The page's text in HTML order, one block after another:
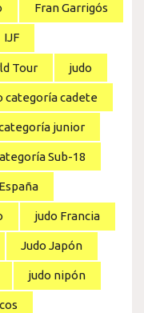
Fran Garrigós
IJF
Tour judo
categoría cadete
junior
Sub-18
judo Francia
Judo Japón
judo nipón